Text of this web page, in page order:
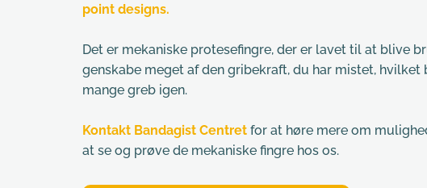
point designs.
Det er mekaniske protesefingre, der er lavet til at blive
genskabe meget af den gribekraft, du har mistet, hvilket
mange greb igen.
Kontakt Bandagist Centret for at høre mere om
at se og prøve de mekaniske fingre hos os.